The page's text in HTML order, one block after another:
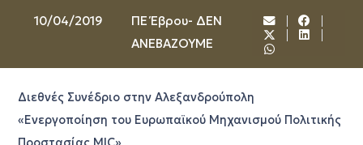
10/04/2019
ΠΕ Έβρου- ΔΕΝ
ΑΝΕΒΑΖΟΥΜΕ
Διεθνές Συνέδριο στην Αλεξανδρούπολη
«Ενεργοποίηση του Ευρωπαϊκού Μηχανισμού Πολιτικής